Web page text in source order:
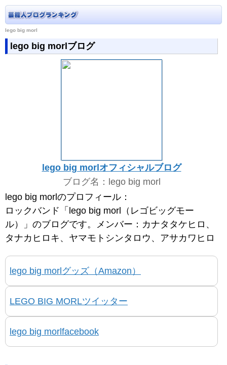
lego big morl
lego big morlブログ
lego big morlオフィシャルブログ
ブログ名：lego big morl
lego big morlのプロフィール：
ロックバンド「lego big morl（レゴビッグモー
ル）」のブログです。メンバー：カナタタケヒロ、
タナカヒロキ、ヤマモトシンタロウ、アサカワヒロ
lego big morlグッズ（Amazon）
LEGO BIG MORLツイッター
lego big morlfacebook